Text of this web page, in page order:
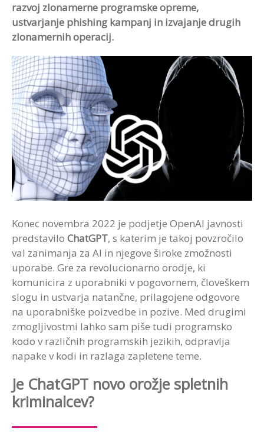
razvoj zlonamerne programske opreme,
ustvarjanje phishing kampanj in izvajanje drugih
zlonamernih operacij.
Konec novembra 2022 je podjetje OpenAI javnosti
predstavilo ChatGPT, s katerim je takoj povzročilo
val zanimanja za AI in njegove široke zmožnosti
uporabe. Gre za revolucionarno orodje, ki
komunicira z uporabniki v pogovornem, človeškem
slogu in ustvarja natančne, prilagojene odgovore
na uporabniške poizvedbe in pozive. Med drugimi
zmogljivostmi lahko sam piše tudi programsko
kodo v različnih programskih jezikih, odpravlja
napake v kodi in razlaga zapletene teme.
Je ChatGPT novo orožje spletnih
kriminalcev?